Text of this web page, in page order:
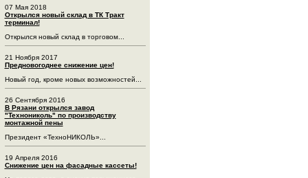
07 Мая 2018
Открылся новый склад в ТК Тракт
терминал!
Открылся новый склад в торговом...
21 Ноября 2017
Предновогоднее снижение цен!
Новый год, кроме новых возможностей...
26 Сентября 2016
В Рязани открылся завод
"Технониколь" по производству
монтажной пены
Президент «ТехноНИКОЛЬ»...
19 Апреля 2016
Снижение цен на фасадные кассеты!